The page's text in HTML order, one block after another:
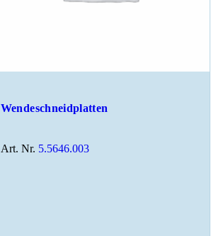
Wendeschneidplatten
Art. Nr. 5.5646.003